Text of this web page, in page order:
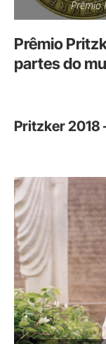
Prêmio
Prêmio
partes do
Pritzker 2018